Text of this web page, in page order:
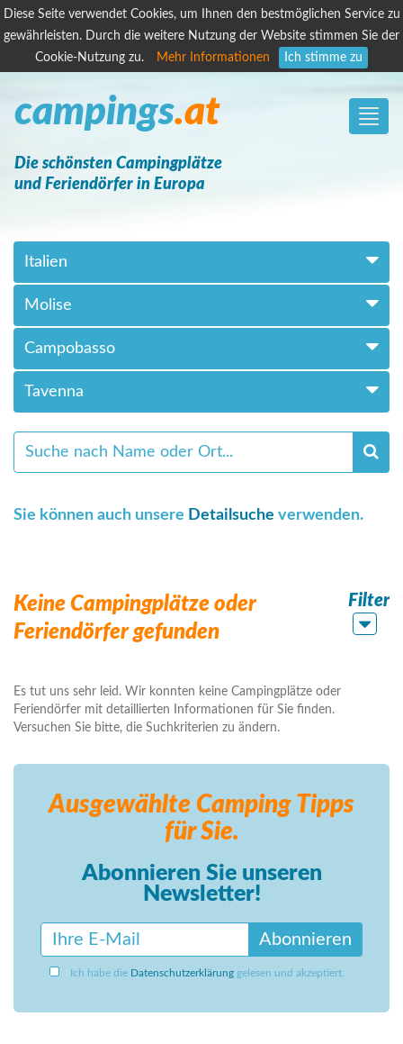
Diese Seite verwendet Cookies, um Ihnen den bestmöglichen Service zu
gewährleisten. Durch die weitere Nutzung der Website stimmen Sie der
Cookie-Nutzung zu.
Mehr Informationen Ich stimme zu
Toggle
campings.at
Die schönsten Campingplätze
und Feriendörfer in Europa
Italien
Molise
Campobasso
Tavenna
Sie können auch unsere Detailsuche verwenden.
Keine Campingplätze oder
Feriendörfer gefunden
Filter
Es tut uns sehr leid. Wir konnten keine Campingplätze oder
Feriendörfer mit detaillierten Informationen für Sie finden.
Versuchen Sie bitte, die Suchkriterien zu ändern.
Ausgewählte Camping Tipps
für Sie.
Abonnieren Sie unseren
Newsletter!
Abonnieren
Ich habe die Datenschutzerklärung gelesen und akzeptiert.